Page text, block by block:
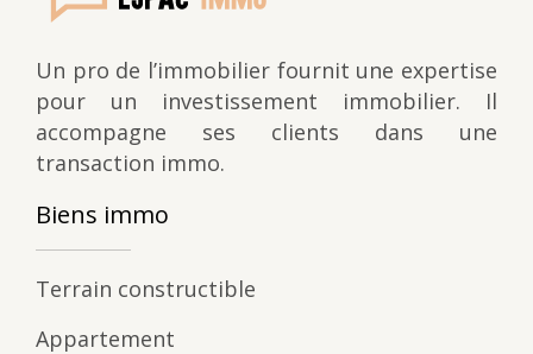
Un pro de l’immobilier fournit une expertise
pour un investissement immobilier. Il
accompagne ses clients dans une
transaction immo.
Biens immo
Terrain constructible
Appartement